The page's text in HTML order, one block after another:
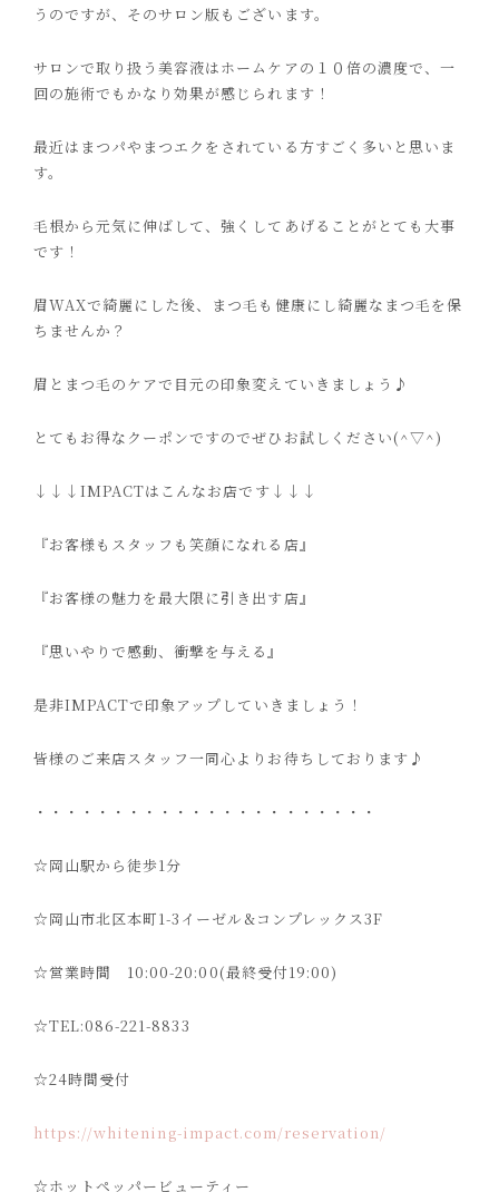
うのですが、そのサロン版もございます。
サロンで取り扱う美容液はホームケアの１０倍の濃度で、一
回の施術でもかなり効果が感じられます！
最近はまつパやまつエクをされている方すごく多いと思いま
す。
毛根から元気に伸ばして、強くしてあげることがとても大事
です！
眉WAXで綺麗にした後、まつ毛も健康にし綺麗なまつ毛を保
ちませんか？
眉とまつ毛のケアで目元の印象変えていきましょう♪
とてもお得なクーポンですのでぜひお試しください(^▽^)
↓↓↓IMPACTはこんなお店です ↓↓↓
『お客様もスタッフも笑顔になれる店』
『お客様の魅力を最大限に引き出す店』
『思いやりで感動、衝撃を与える』
是非IMPACTで印象アップしていきましょう！
皆様のご来店スタッフ一同心よりお待ちしております♪
・・・・・・・・・・・・・・・・・・・・・・
☆岡山駅から徒歩1分
☆岡山市北区本町1-3 イーゼル &コンプレックス3F
☆営業時間 10:00-20:00(最終受付19:00)
☆TEL:086-221-8833
☆24時間受付
https://whitening-impact.com/reservation/
☆ホットペッパービューティー